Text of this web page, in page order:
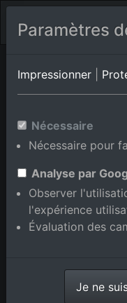
Album de lieux Dobel
Haras Dobel à
Paramètres
Impressionner
Nécessaire
Nécessaire pour
Analyse par
Observer
l'expérience
Évaluation des
Je ne